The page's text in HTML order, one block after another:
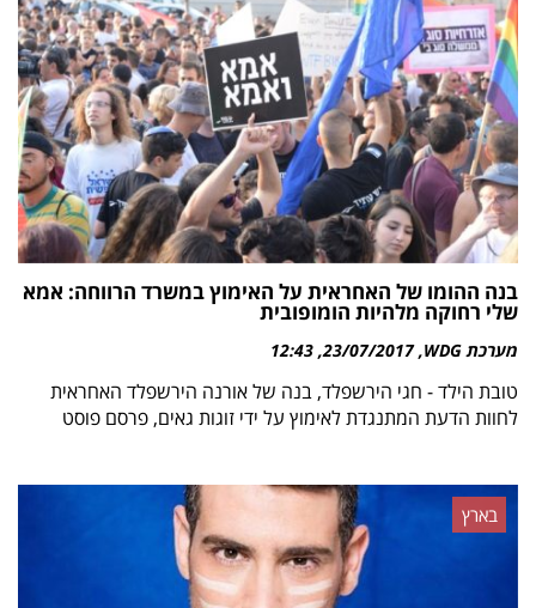
בנה ההומו של האחראית על האימוץ במשרד הרווחה: אמא
שלי רחוקה מלהיות הומופובית
מערכת WDG 23/07/2017
12:43
טובת הילד - חגי הירשפלד, בנה של אורנה הירשפלד האחראית
לחוות הדעת המתנגדת לאימוץ על ידי זוגות גאים, פרסם פוסט
בארץ